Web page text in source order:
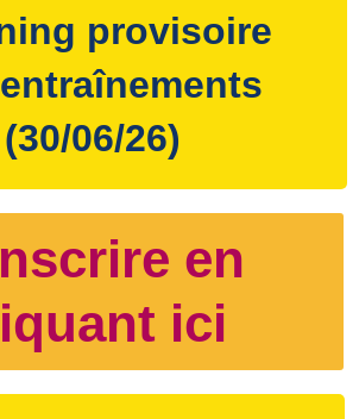
provisoire
(30/06/26)
en
ici